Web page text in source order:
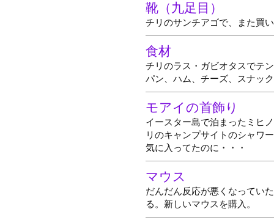
靴（九足目）
チリのサンチアゴで、また買
食材
チリのラス・ガビオタスでテ
パン、ハム、チーズ、スナッ
モアイの首飾り
イースター島で泊まったミヒ
リのキャンプサイトのシャワ
気に入ってたのに・・・
マウス
だんだん反応が悪くなってい
る。新しいマウスを購入。